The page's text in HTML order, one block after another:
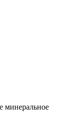
минеральное